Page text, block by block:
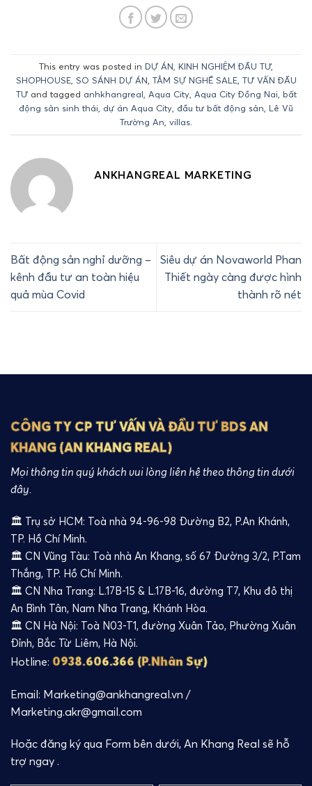
This entry was posted in DỰ ÁN, KINH NGHIỆM ĐẦU TƯ,
SHOPHOUSE, SO SÁNH DỰ ÁN, TÂM SỰ NGHỀ SALE, TƯ VẤN ĐẦU
TƯand tagged anhkhangreal, Aqua City, Aqua City Đồng Nai, bất
động sản sinh thái, dự án Aqua City, đầu tư bất động sản, Lê Vũ
Trường An, villas.
ANKHANGREAL MARKETING
Bất động sản nghỉ dưỡng –
kênh đầu tư an toàn hiệu
quả mùa Covid
Siêu dự án Novaworld Phan
Thiết ngày càng được hình
thành rõ nét
CÔNG TY CP TƯ VẤN VÀ ĐẦU TƯ BDS AN
KHANG (AN KHANG REAL)
Mọi thông tin quý khách vui lòng liên hệ theo thông tin dưới
đây.
🏛️ Trụ sở HCM: Toà nhà 94-96-98 Đường B2, P.An Khánh,
TP. Hồ Chí Minh.
🏛️ CN Vũng Tàu: Toà nhà An Khang, số 67 Đường 3/2, P.Tam
Thắng, TP. Hồ Chí Minh.
🏛️ CN Nha Trang: L.17B-15 & L.17B-16, đường T7, Khu đô thị
An Bình Tân, Nam Nha Trang, Khánh Hòa.
🏛️ CN Hà Nội: Toà N03-T1, đường Xuân Tảo, Phường Xuân
Đỉnh, Bắc Từ Liêm, Hà Nội.
Hotline: 0938.606.366 (P.Nhân Sự)
Email: Marketing@ankhangreal.vn /
Marketing.akr@gmail.com
Hoặc đăng ký qua Form bên dưới, An Khang Real sẽ hỗ
trợ ngay .